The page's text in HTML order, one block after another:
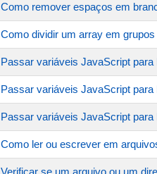
Como remover espaços em
Como dividir um array em
Passar variáveis JavaScript
Passar variáveis JavaScript
Passar variáveis JavaScript
Como ler ou escrever em
Verificar se um arquivo ou um